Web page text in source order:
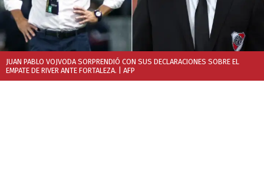
JUAN PABLO VOJVODA SORPRENDIÓ CON SUS DECLARACIONES SOBRE EL
EMPATE DE RIVER ANTE FORTALEZA. | AFP